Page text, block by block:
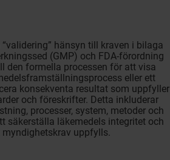
hänsyn till kraven i bilaga
(GMP) och FDA-förordning
den formella processen för att visa
eller ett
konsekventa resultat som uppfyller
och föreskrifter. Detta inkluderar
processer, system, metoder och
säkerställa läkemedels integritet och
uppfylls.